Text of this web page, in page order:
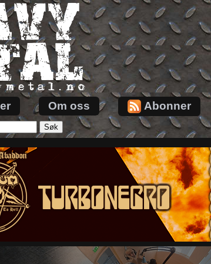
Om oss Abonner